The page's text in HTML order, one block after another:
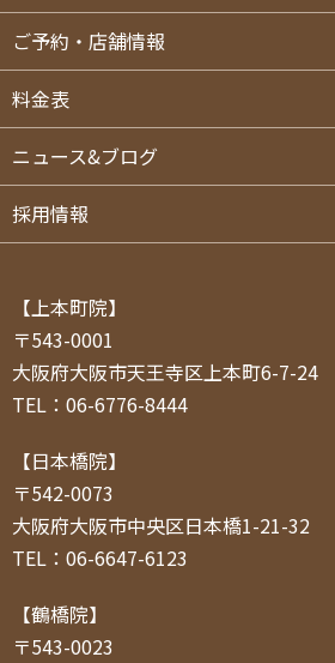
ご予約・店舗情報
料⾦表
ニュース&ブログ
採用情報
【上本町院】
〒543-0001
大阪府大阪市天王寺区上本町6-7-24
TEL：06-6776-8444
【日本橋院】
〒542-0073
大阪府大阪市中央区日本橋1-21-32
TEL：06-6647-6123
【鶴橋院】
〒543-0023